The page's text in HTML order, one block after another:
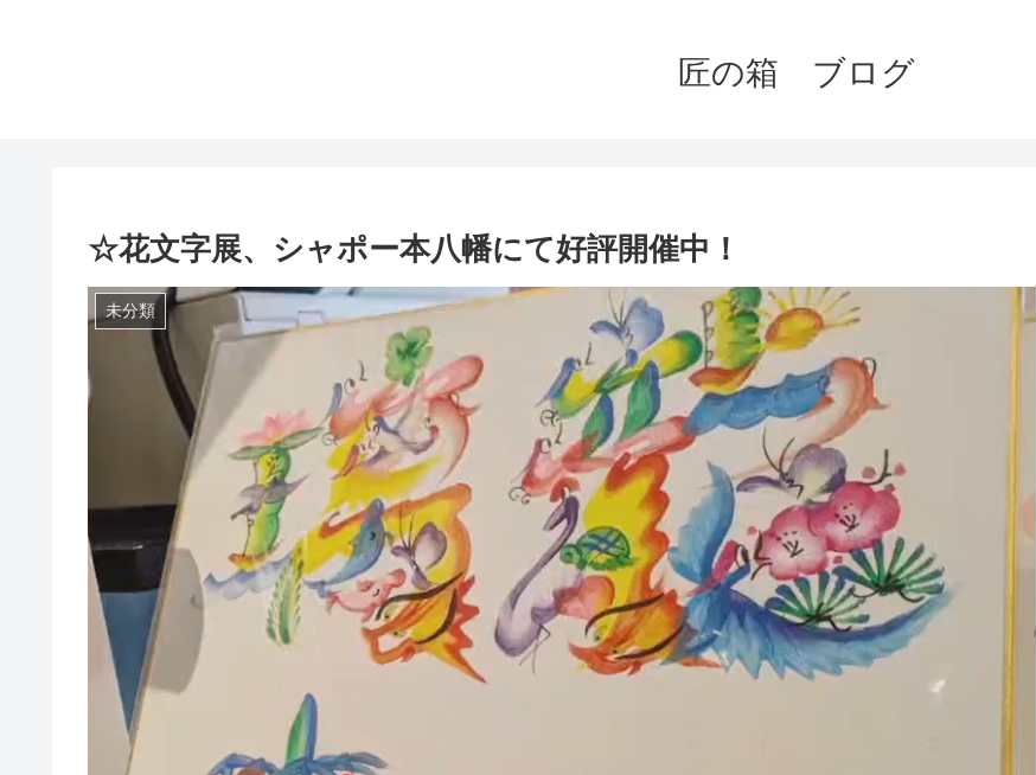
匠の箱 ブログ
☆花文字展、シャポー本八幡にて好評開催中！
未分類